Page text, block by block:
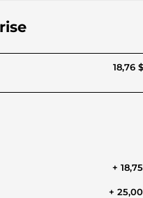
18,76
+
+